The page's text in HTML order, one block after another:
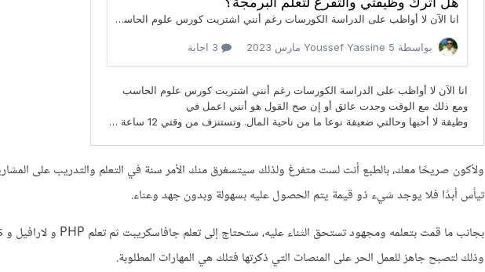
ولأكون صريحًا معك، بالطبع أنت لست متفرغ ولذلك سيتسغرق منك الأمر سنة في التعلم والتدريب على
تيأس أبدًا فلا يوجد شيء ذو قيمة يتم الحصول عليه بسهولة وبدون جهد وعناء.
وذلك لتصبح جاهز للعمل الحر على المنصات التي ذكرتها فتلك هي المهارات المطلوبة.